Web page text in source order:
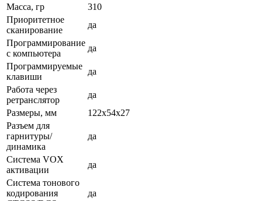
Масса, гр
310
Приоритетное
сканирование
да
Программирование
с компьютера
да
Программируемые
клавиши
да
Работа через
ретранслятор
да
Размеры, мм
122x54x27
Разъем для
гарнитуры/
динамика
да
Система VOX
активации
да
Система тонового
кодирования
да